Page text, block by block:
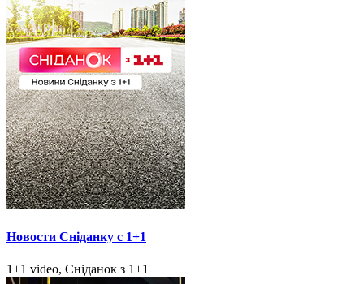
Новости Сніданку с 1+1
1+1 video, Сніданок з 1+1